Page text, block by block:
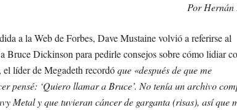
Por Hernán
a la Web de Forbes, Dave Mustaine volvió a referirse al
Bruce Dickinson para pedirle consejos sobre cómo lidiar
el líder de Megadeth recordóque «después de que me
pensé: ‘Quiero llamar a Bruce’. No tenía un archivo
Metal y que tuvieran cáncer de garganta (risas), así que